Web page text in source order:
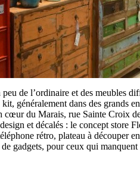
de l’ordinaire et des meubles
généralement dans des grands
cœur du Marais, rue Sainte Croix
et décalés : le concept store
rétro, plateau à découper
gadgets, pour ceux qui manquent